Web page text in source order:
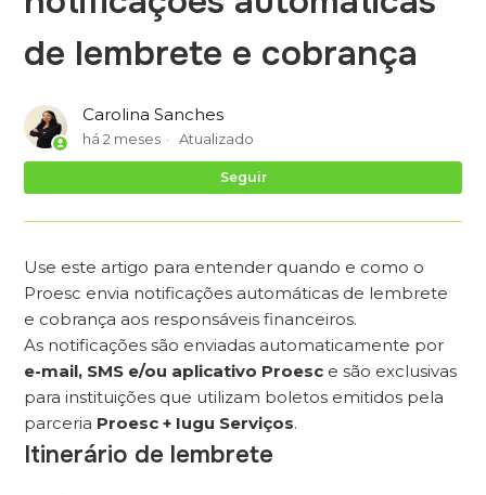
de lembrete e cobrança
Carolina Sanches
há 2 meses Atualizado
Seguir
Use este artigo para entender quando e como o
Proesc envia notificações automáticas de lembrete
e cobrança aos responsáveis financeiros.
As notificações são enviadas automaticamente por
e-mail, SMS e/ou aplicativo Proesc e são exclusivas
para instituições que utilizam boletos emitidos pela
parceria Proesc + Iugu Serviços.
Itinerário de lembrete